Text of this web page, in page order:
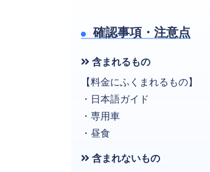
確認事項・注意点
含まれるもの
【料金にふくまれるもの】
・日本語ガイド
・専用車
・昼食
含まれないもの